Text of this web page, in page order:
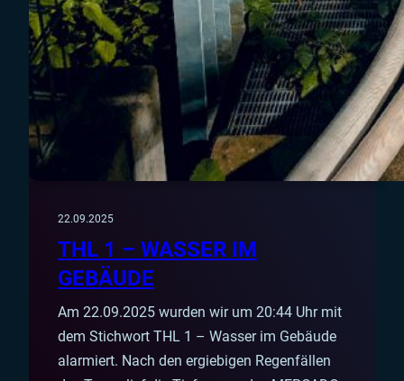
22.09.2025
THL 1 – WASSER IM
GEBÄUDE
Am 22.09.2025 wurden wir um 20:44 Uhr mit
dem Stichwort THL 1 – Wasser im Gebäude
alarmiert. Nach den ergiebigen Regenfällen